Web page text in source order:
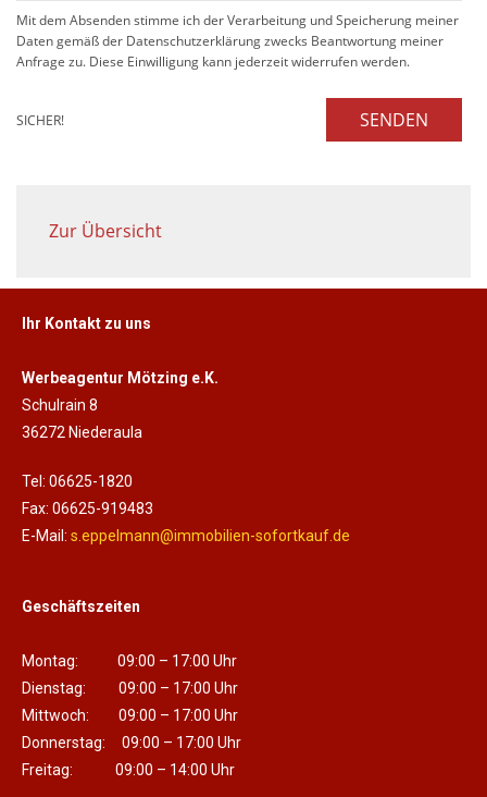
Mit dem Absenden stimme ich der Verarbeitung und Speicherung meiner
Daten gemäß der Datenschutzerklärung zwecks Beantwortung meiner
Anfrage zu. Diese Einwilligung kann jederzeit widerrufen werden.
SICHER! SENDEN
Zur Übersicht
Ihr Kontakt zu uns
Werbeagentur Mötzing e.K.
Schulrain 8
36272 Niederaula
Tel: 06625-1820
Fax: 06625-919483
E-Mail: s.eppelmann@immobilien-sofortkauf.de
Geschäftszeiten
Montag: 09:00 – 17:00 Uhr
Dienstag: 09:00 – 17:00 Uhr
Mittwoch: 09:00 – 17:00 Uhr
Donnerstag: 09:00 – 17:00 Uhr
Freitag: 09:00 – 14:00 Uhr